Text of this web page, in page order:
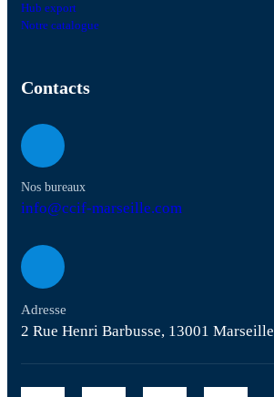
Hub export
Notre catalogue
Contacts
Nos bureaux
info@ccif-marseille.com
Adresse
2 Rue Henri Barbusse, 13001 Marseille